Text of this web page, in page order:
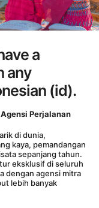
a
any
(id).
Perjalanan
di dunia,
kaya, pemandangan
sepanjang tahun.
eksklusif di seluruh
dengan agensi mitra
lebih banyak